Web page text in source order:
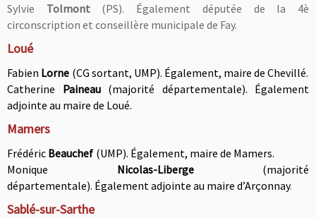
Sylvie Tolmont
(PS). Également députée de la 4è
circonscription et conseillère municipale de Fay.
Loué
Fabien Lorne (CG sortant, UMP). Également, maire de Chevillé.
Catherine Paineau (majorité départementale). Également
adjointe au maire de Loué.
Mamers
Frédéric Beauchef (UMP). Également, maire de Mamers.
Monique Nicolas-Liberge
(majorité
départementale). Également adjointe au maire d’Arçonnay.
Sablé-sur-Sarthe